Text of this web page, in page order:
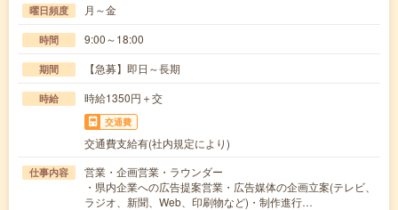
曜日頻度 月～金
時間 9:00～18:00
期間 【急募】即日～長期
時給 時給1350円＋交
交通費
交通費支給有(社内規定により)
仕事内容
営業・企画営業・ラウンダー
・県内企業への広告提案営業・広告媒体の企画立案(テレビ、
ラジオ、新聞、Web、印刷物など)・制作進行…